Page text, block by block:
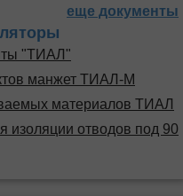
еще документы
"ТИАЛ"
манжет ТИАЛ-М
материалов ТИАЛ
изоляции отводов под 90